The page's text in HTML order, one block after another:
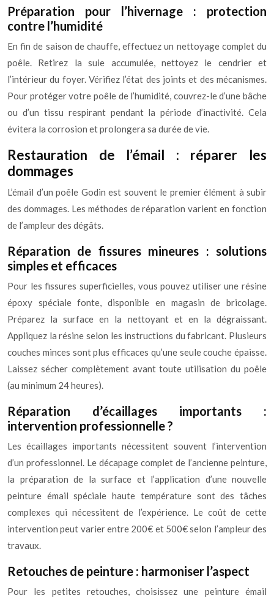
Préparation pour l’hivernage : protection
contre l’humidité
En fin de saison de chauffe, effectuez un nettoyage complet du
poêle. Retirez la suie accumulée, nettoyez le cendrier et
l’intérieur du foyer. Vérifiez l’état des joints et des mécanismes.
Pour protéger votre poêle de l’humidité, couvrez-le d’une bâche
ou d’un tissu respirant pendant la période d’inactivité. Cela
évitera la corrosion et prolongera sa durée de vie.
Restauration de l’émail : réparer les
dommages
L’émail d’un poêle Godin est souvent le premier élément à subir
des dommages. Les méthodes de réparation varient en fonction
de l’ampleur des dégâts.
Réparation de fissures mineures : solutions
simples et efficaces
Pour les fissures superficielles, vous pouvez utiliser une résine
époxy spéciale fonte, disponible en magasin de bricolage.
Préparez la surface en la nettoyant et en la dégraissant.
Appliquez la résine selon les instructions du fabricant. Plusieurs
couches minces sont plus efficaces qu’une seule couche épaisse.
Laissez sécher complètement avant toute utilisation du poêle
(au minimum 24 heures).
Réparation d’écaillages importants :
intervention professionnelle ?
Les écaillages importants nécessitent souvent l’intervention
d’un professionnel. Le décapage complet de l’ancienne peinture,
la préparation de la surface et l’application d’une nouvelle
peinture émail spéciale haute température sont des tâches
complexes qui nécessitent de l’expérience. Le coût de cette
intervention peut varier entre 200€ et 500€ selon l’ampleur des
travaux.
Retouches de peinture : harmoniser l’aspect
Pour les petites retouches, choisissez une peinture émail